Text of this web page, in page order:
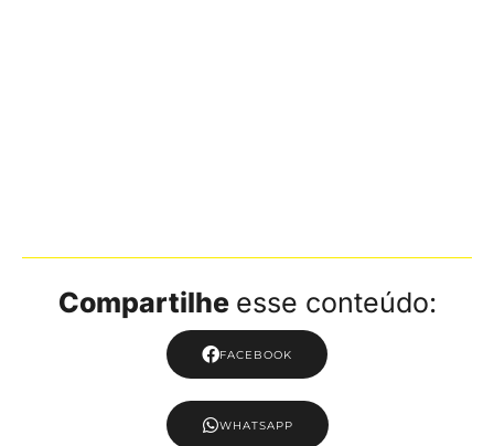
Compartilhe esse conteúdo:
FACEBOOK
WHATSAPP